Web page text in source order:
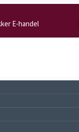
E-handel